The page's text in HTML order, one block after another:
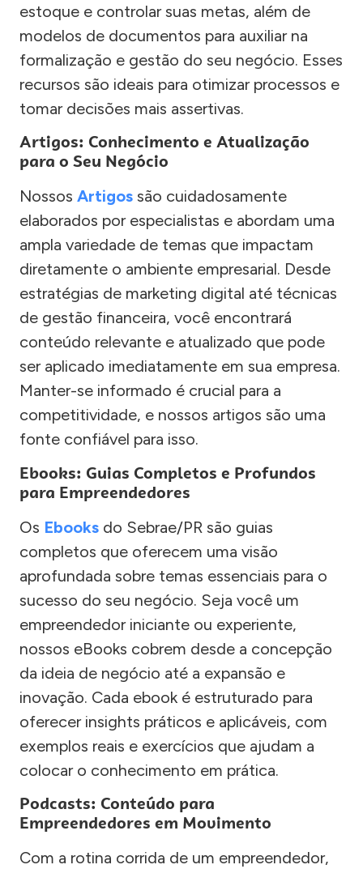
estoque e controlar suas metas, além de
modelos de documentos para auxiliar na
formalização e gestão do seu negócio. Esses
recursos são ideais para otimizar processos e
tomar decisões mais assertivas.
Artigos: Conhecimento e Atualização
para o Seu Negócio
Nossos Artigos são cuidadosamente
elaborados por especialistas e abordam uma
ampla variedade de temas que impactam
diretamente o ambiente empresarial. Desde
estratégias de marketing digital até técnicas
de gestão financeira, você encontrará
conteúdo relevante e atualizado que pode
ser aplicado imediatamente em sua empresa.
Manter-se informado é crucial para a
competitividade, e nossos artigos são uma
fonte confiável para isso.
Ebooks: Guias Completos e Profundos
para Empreendedores
Os Ebooks do Sebrae/PR são guias
completos que oferecem uma visão
aprofundada sobre temas essenciais para o
sucesso do seu negócio. Seja você um
empreendedor iniciante ou experiente,
nossos eBooks cobrem desde a concepção
da ideia de negócio até a expansão e
inovação. Cada ebook é estruturado para
oferecer insights práticos e aplicáveis, com
exemplos reais e exercícios que ajudam a
colocar o conhecimento em prática.
Podcasts: Conteúdo para
Empreendedores em Movimento
Com a rotina corrida de um empreendedor,